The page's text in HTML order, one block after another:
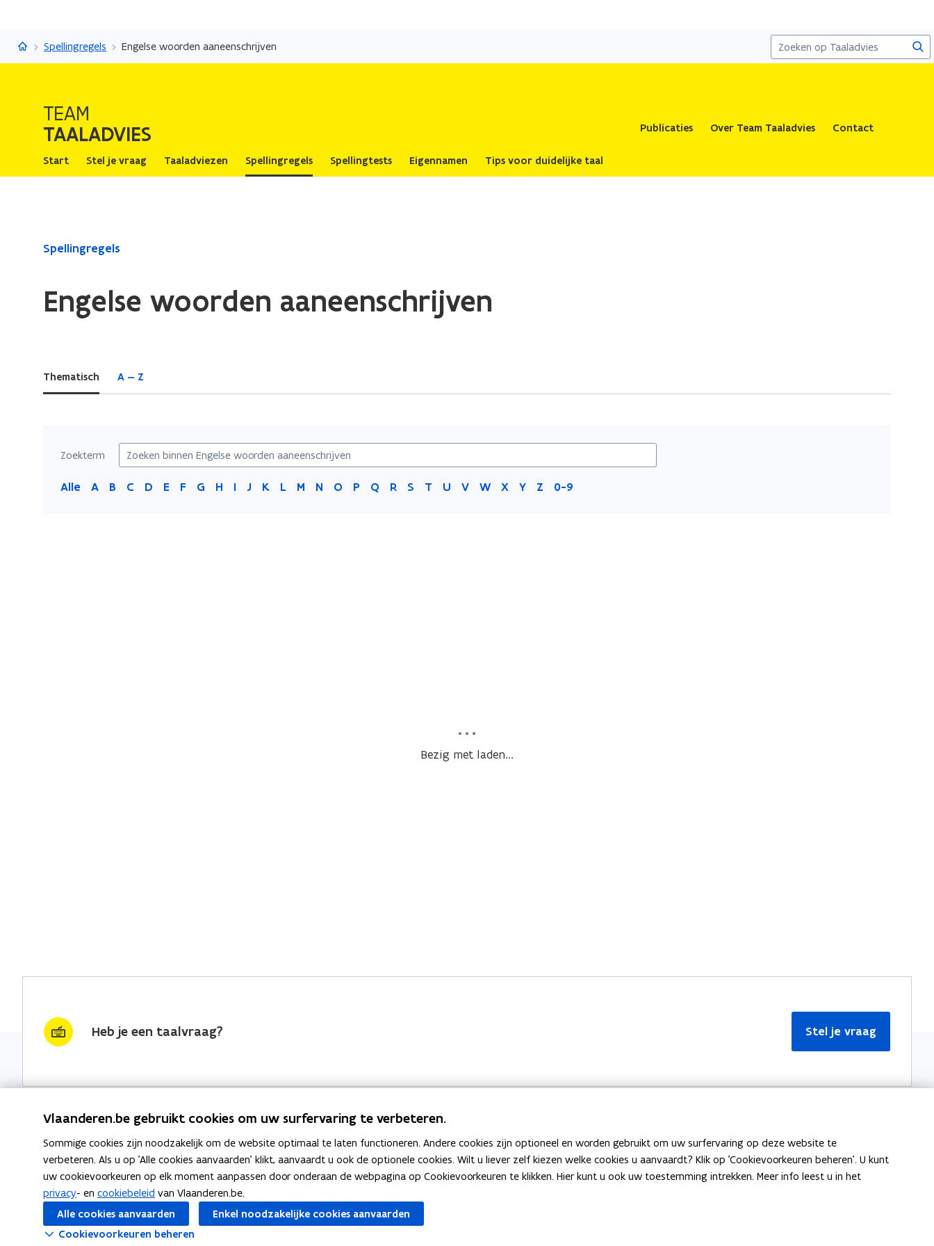
naar
TaaladviesSpellingregels Engelse woorden aaneenschrijven
TEAM
TAALADVIES Publicaties Over Team Taaladvies Contact
Start Stel je vraag Taaladviezen Spellingregels Spellingtests Eigennamen Tips voor duidelijke taal
Gedaan
Engelse
woorden
Spellingregels
Engelse woorden aaneenschrijven
Thematisch A — Z
Zoekterm
Alle A B C D E F G H I J K L M N O P Q R S T U V W X Y Z 0-9
Bezig met laden...
Heb je een taalvraag? Stel je vraag
Nieuwsbrief krijgen?
vraag & woord van de week
wekelijks in je mailbox
Schrijf je in
Thema's
Spellingregels
Bekijk ook Meer informatie
Over Team Taaladvies
Vlaanderen.be gebruikt cookies om uw surfervaring te verbeteren.
Sommige cookies zijn noodzakelijk om de website optimaal te laten functioneren. Andere cookies zijn optioneel en worden gebruikt om uw surfervaring op deze website te
verbeteren. Als u op 'Alle cookies aanvaarden' klikt, aanvaardt u ook de optionele cookies. Wilt u liever zelf kiezen welke cookies u aanvaardt? Klik op 'Cookievoorkeuren beheren'. U kunt
uw cookievoorkeuren op elk moment aanpassen door onderaan de webpagina op Cookievoorkeuren te klikken. Hier kunt u ook uw toestemming intrekken. Meer info leest u in het
privacy- en cookiebeleid van Vlaanderen.be.
Alle cookies aanvaarden
Enkel noodzakelijke cookies aanvaarden
Cookievoorkeuren beheren